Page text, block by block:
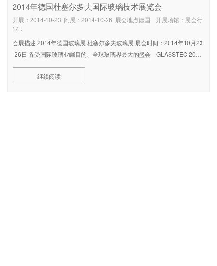
2014年德国杜塞尔多夫国际玻璃技术展览会
开展：2014-10-23 闭展：2014-10-26 展会地点德国 开展场馆：展会行
业：
会展描述 2014年德国玻璃展 杜塞尔多夫玻璃展 展会时间：2014年10月23
-26日 备受国际玻璃业瞩目的、全球玻璃界最大的盛会—GLASSTEC 2014
德国杜塞尔多夫国际玻璃技术展览会将于2014年10月23日-26日在德国杜
塞尔多夫举行。展览会由杜塞尔
继续阅读